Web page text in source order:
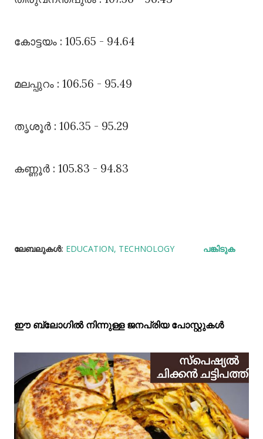
കോട്ടയം : 105.65 - 94.64
മലപ്പുറം : 106.56 - 95.49
തൃശൂർ : 106.35 - 95.29
കണ്ണൂർ : 105.83 - 94.83
ലേബലുകള്‍: EDUCATION TECHNOLOGY പങ്കിടുക
ഈ ബ്ലോഗിൽ നിന്നുള്ള ജനപ്രിയ പോസ്റ്റുകള്‍‌